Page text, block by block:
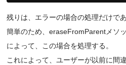
残りは、エラーの場合の処理だけであ
簡単のため、eraseFromParentメソ
によって、この場合を処理する。
これによって、ユーザーが以前に間